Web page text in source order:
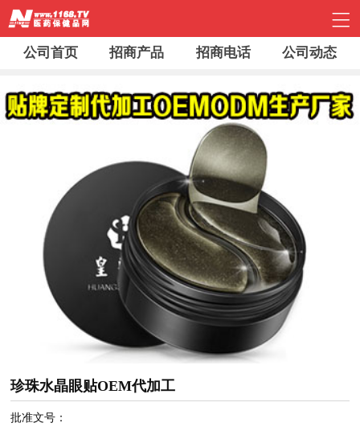
公司首页 招商产品 招商电话 公司动态
珍珠水晶眼贴OEM代加工
批准文号：